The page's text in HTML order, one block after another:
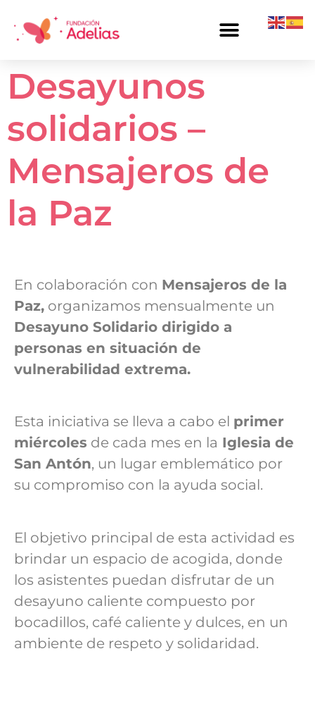
Desayunos
solidarios –
Mensajeros de
la Paz
En colaboración con Mensajeros de la
Paz, organizamos mensualmente un
Desayuno Solidario dirigido a
personas en situación de
vulnerabilidad extrema.
Esta iniciativa se lleva a cabo el primer
miércoles de cada mes en la Iglesia de
San Antón, un lugar emblemático por
su compromiso con la ayuda social.
El objetivo principal de esta actividad es
brindar un espacio de acogida, donde
los asistentes puedan disfrutar de un
desayuno caliente compuesto por
bocadillos, café caliente y dulces, en un
ambiente de respeto y solidaridad.